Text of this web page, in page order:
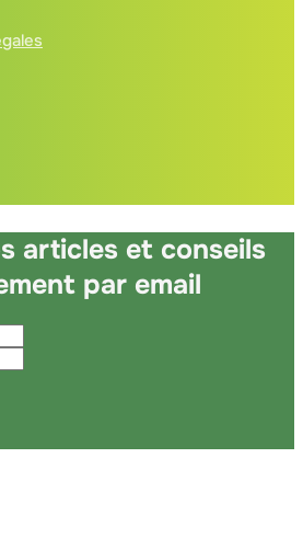
articles et conseils
par email